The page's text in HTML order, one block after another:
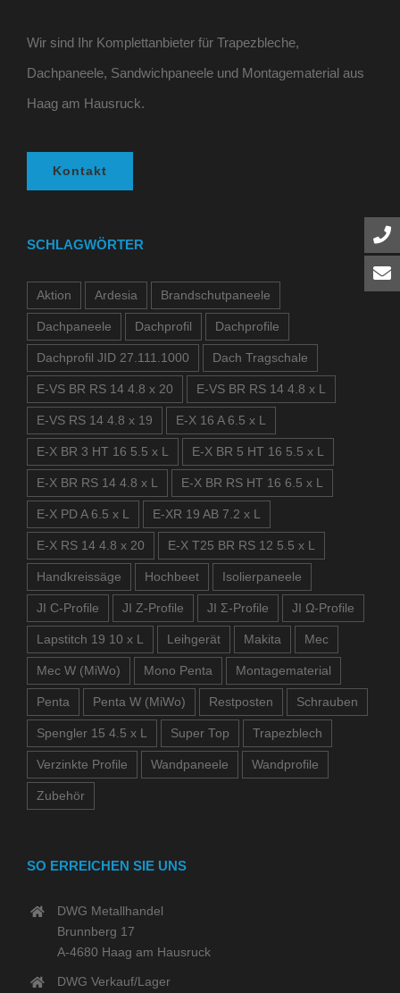
Wir sind Ihr Komplettanbieter für Trapezbleche,
Dachpaneele, Sandwichpaneele und Montagematerial aus
Haag am Hausruck.
Kontakt
SCHLAGWÖRTER
Aktion Ardesia Brandschutpaneele
Dachpaneele Dachprofil Dachprofile
Dachprofil JID 27.111.1000 Dach Tragschale
E-VS BR RS 14 4.8 x 20 E-VS BR RS 14 4.8 x L
E-VS RS 14 4.8 x 19 E-X 16 A 6.5 x L
E-X BR 3 HT 16 5.5 x L E-X BR 5 HT 16 5.5 x L
E-X BR RS 14 4.8 x L E-X BR RS HT 16 6.5 x L
E-X PD A 6.5 x L E-XR 19 AB 7.2 x L
E-X RS 14 4.8 x 20 E-X T25 BR RS 12 5.5 x L
Handkreissäge Hochbeet Isolierpaneele
JI C-Profile JI Z-Profile JI Σ-Profile JI Ω-Profile
Lapstitch 19 10 x L Leihgerät Makita Mec
Mec W (MiWo) Mono Penta Montagematerial
Penta Penta W (MiWo) Restposten Schrauben
Spengler 15 4.5 x L Super Top Trapezblech
Verzinkte Profile Wandpaneele Wandprofile
Zubehör
SO ERREICHEN SIE UNS
DWG Metallhandel
Brunnberg 17
A-4680 Haag am Hausruck
DWG Verkauf/Lager